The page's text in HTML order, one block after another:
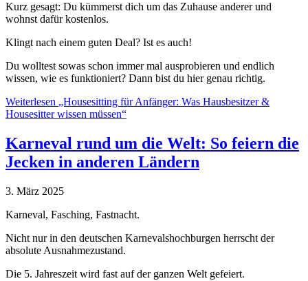
Kurz gesagt: Du kümmerst dich um das Zuhause anderer und
wohnst dafür kostenlos.
Klingt nach einem guten Deal? Ist es auch!
Du wolltest sowas schon immer mal ausprobieren und endlich
wissen, wie es funktioniert? Dann bist du hier genau richtig.
Weiterlesen „Housesitting für Anfänger: Was Hausbesitzer &
Housesitter wissen müssen“
Karneval rund um die Welt: So feiern die
Jecken in anderen Ländern
3. März 2025
Karneval, Fasching, Fastnacht.
Nicht nur in den deutschen Karnevalshochburgen herrscht der
absolute Ausnahmezustand.
Die 5. Jahreszeit wird fast auf der ganzen Welt gefeiert.